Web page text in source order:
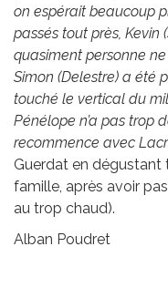
on espérait beaucoup
passés tout près,
quasiment personne
Simon (Delestre) a été
touché le vertical du
Pénélope n’a pas trop
recommence avec
Guerdat en
famille, après avoir
au trop chaud).
Alban Poudret